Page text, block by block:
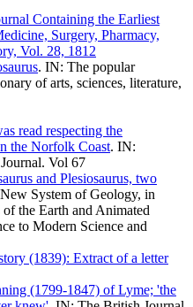
Containing the Earliest
Surgery, Pharmacy,
Vol. 28, 1812
. IN: The popular
of arts, sciences, literature,
read respecting the
the Norfolk Coast. IN:
Vol 67
and Plesiosaurus, two
System of Geology, in
the Earth and Animated
to Modern Science and
(1839): Extract of a letter
(1799-1847) of Lyme; 'the